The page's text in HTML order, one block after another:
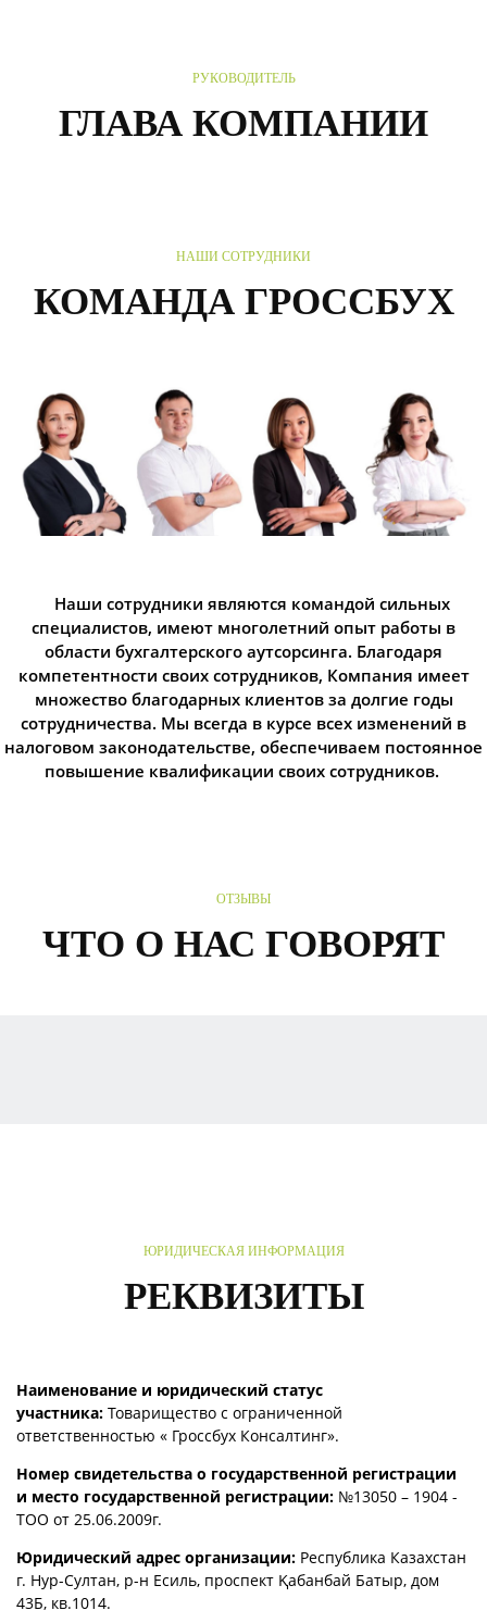
РУКОВОДИТЕЛЬ
ГЛАВА КОМПАНИИ
НАШИ СОТРУДНИКИ
КОМАНДА ГРОССБУХ
Наши сотрудники являются командой сильных
специалистов, имеют многолетний опыт работы в
области бухгалтерского аутсорсинга. Благодаря
компетентности своих сотрудников, Компания имеет
множество благодарных клиентов за долгие годы
сотрудничества. Мы всегда в курсе всех изменений в
налоговом законодательстве, обеспечиваем постоянное
повышение квалификации своих сотрудников.
ОТЗЫВЫ
ЧТО О НАС ГОВОРЯТ
ЮРИДИЧЕСКАЯ ИНФОРМАЦИЯ
РЕКВИЗИТЫ
Наименование и юридический статус
участника: Товарищество с ограниченной
ответственностью « Гроссбух Консалтинг».
Номер свидетельства о государственной регистрации
и место государственной регистрации: №13050 – 1904 -
ТОО от 25.06.2009г.
Юридический адрес организации: Республика Казахстан
г. Нур-Султан, р-н Есиль, проспект Қабанбай Батыр, дом
43Б, кв.1014.